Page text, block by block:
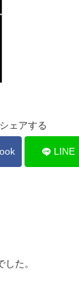
シェアする
LINE
た。